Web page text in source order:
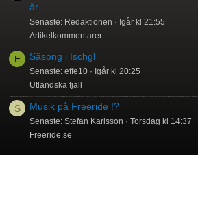
år
Senaste: Redaktionen
Igår kl 21:55
Artikelkommentarer
E Säsong i Ischgl
Senaste: effe10
Igår kl 20:25
Utländska fjäll
S Musik på Freeride !?
Senaste: Stefan Karlsson
Torsdag kl 14:37
Freeride.se